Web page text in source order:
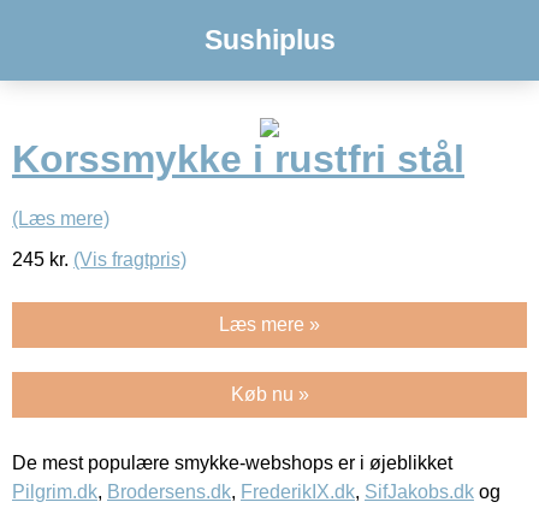
Sushiplus
Korssmykke i rustfri stål
(Læs mere)
245 kr. (Vis fragtpris)
Læs mere »
Køb nu »
De mest populære smykke-webshops er i øjeblikket
Pilgrim.dk, Brodersens.dk, FrederikIX.dk, SifJakobs.dk og